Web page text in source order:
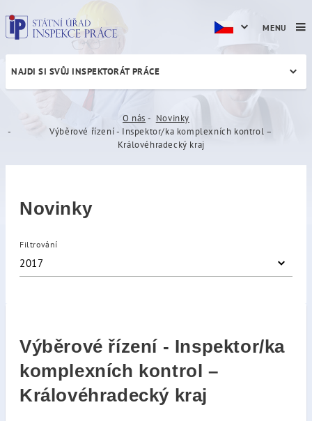
Výběrové řízení -
NAJDI SI SVŮJ INSPEKTORÁT PRÁCE
O nás
Novinky
Výběrové řízení - Inspektor/ka komplexních kontrol –
Královéhradecký kraj
Novinky
Filtrování
2017
Výběrové řízení - Inspektor/ka
komplexních kontrol –
Královéhradecký kraj
MENU